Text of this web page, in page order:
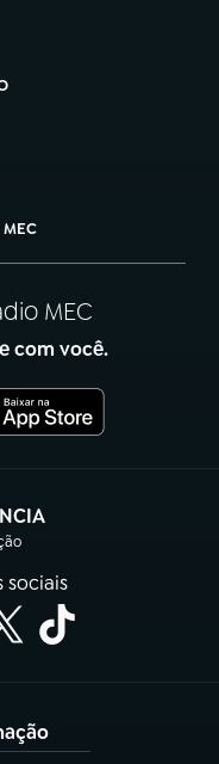
MEC
com você.
nova aba)
sociais